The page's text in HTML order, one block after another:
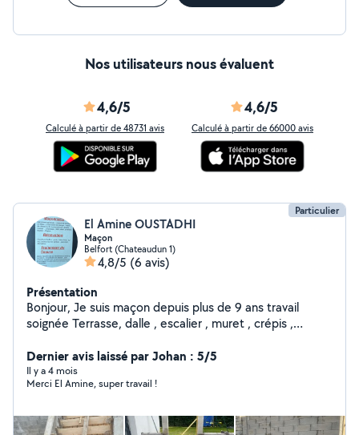
Nos utilisateurs nous évaluent
4,6/5
Calculé à partir de 48731 avis
4,6/5
Calculé à partir de 66000 avis
Particulier
El Amine OUSTADHI
Maçon
Belfort (Chateaudun 1)
4,8/5 (6 avis)
Présentation
Bonjour, Je suis maçon depuis plus de 9 ans travail
soignée Terrasse, dalle , escalier , muret , crépis ,
devis gratuit Et je peux pas répondre au message parce
que je suis pas abonnée vous pouvais me joindre
768545305
Dernier avis laissé par Johan : 5/5
Il y a 4 mois
Merci El Amine, super travail !